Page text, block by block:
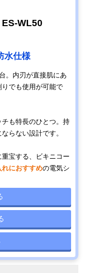
ES-WL50
水仕様
。内刃が直接肌にあ
でも使用が可能で
も特長のひとつ。持
らない設計です。
宝する、ビキニコー
におすすめの電気シ